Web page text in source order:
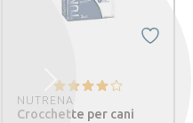
NUTRENA
Crocchette per cani
Successivo